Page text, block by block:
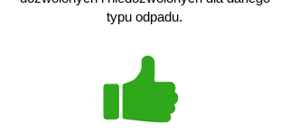
typu odpadu.